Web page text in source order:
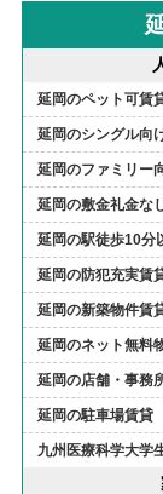
延岡のペット可賃
延岡のシングル向
延岡のファミリー
延岡の敷金礼金な
延岡の駅徒歩10分
延岡の防犯充実賃
延岡の新築物件賃
延岡のネット無料
延岡の店舗・事務
延岡の駐車場賃貸
九州医療科学大学